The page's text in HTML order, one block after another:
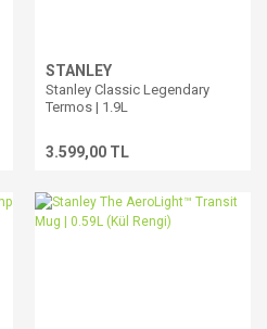
STANLEY
Stanley Classic Legendary
Termos | 1.9L
3.599,00 TL